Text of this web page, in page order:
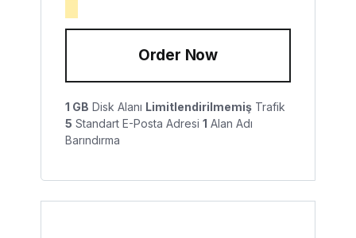
Order Now
1 GB Disk Alanı Limitlendirilmemiş Trafik
5 Standart E-Posta Adresi 1 Alan Adı
Barındırma